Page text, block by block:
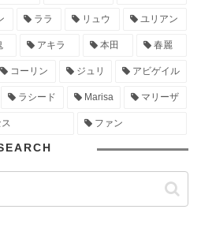
ララ リュウ ユリアン
アキラ 本田 春麗
コーリン ジュリ アビゲイル
ラシード Marisa マリーザ
ファン